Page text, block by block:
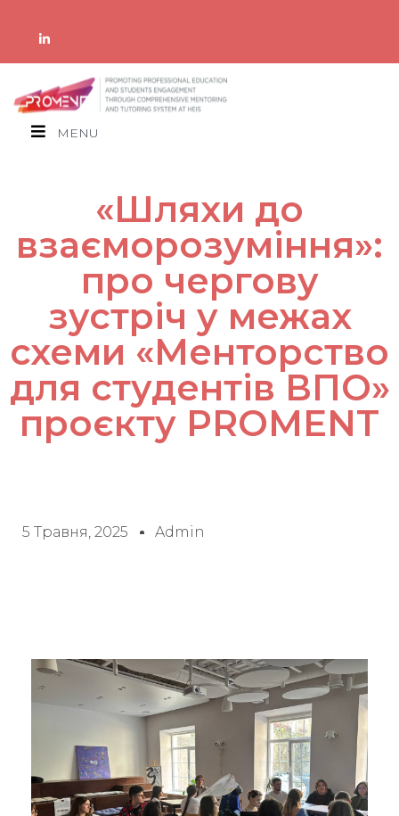
MENU
«Шляхи до
взаєморозуміння»:
про чергову
зустріч у межах
схеми «Менторство
для студентів ВПО»
проєкту PROMENT
5 Травня, 2025 Admin